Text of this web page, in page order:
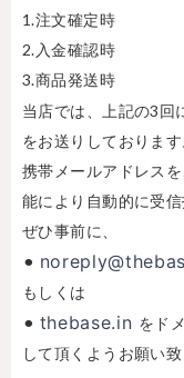
1.注文確定時
2.入金確認時
3.商品発送時
当店では、上記の3回
をお送りしております
携帯メールアドレス
能により自動的に受
ぜひ事前に、
⚫︎
もしくは
⚫︎ thebase.in をド
して頂くようお願い致